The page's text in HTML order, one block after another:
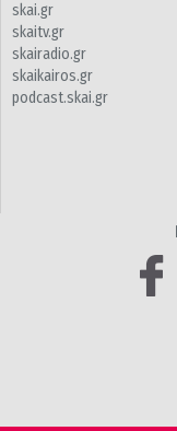
skai.gr
skaitv.gr
skairadio.gr
skaikairos.gr
podcast.skai.gr